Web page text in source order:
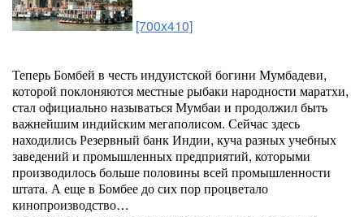
[700x410]
Теперь Бомбей в честь индуистской богини Мумбадеви,
которой поклоняются местные рыбаки народности маратхи,
стал официально называться Мумбаи и продолжил быть
важнейшим индийским мегаполисом. Сейчас здесь
находились Резервный банк Индии, куча разных учебных
заведений и промышленных предприятий, которыми
производилось больше половины всей промышленности
штата. А еще в Бомбее до сих пор процветало
кинопроизводство…